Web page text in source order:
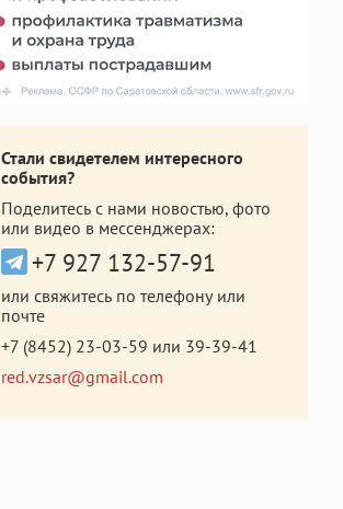
Стали свидетелем интересного
события?
Поделитесь с нами новостью, фото
или видео в мессенджерах:
+7 927 132-57-91
или свяжитесь по телефону или
почте
+7 (8452) 23-03-59 или 39-39-41
red.vzsar@gmail.com